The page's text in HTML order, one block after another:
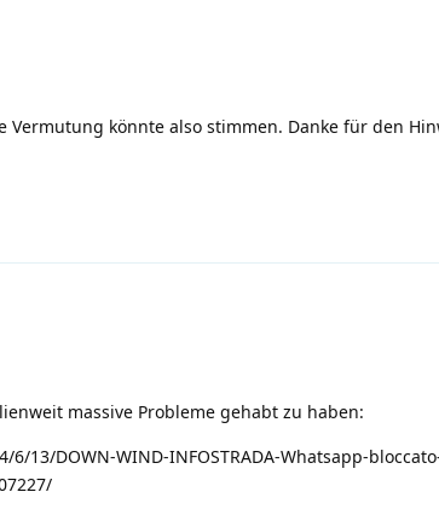
könnte also stimmen. Danke für den
massive Probleme gehabt zu haben:
13/DOWN-WIND-INFOSTRADA-Whatsapp-